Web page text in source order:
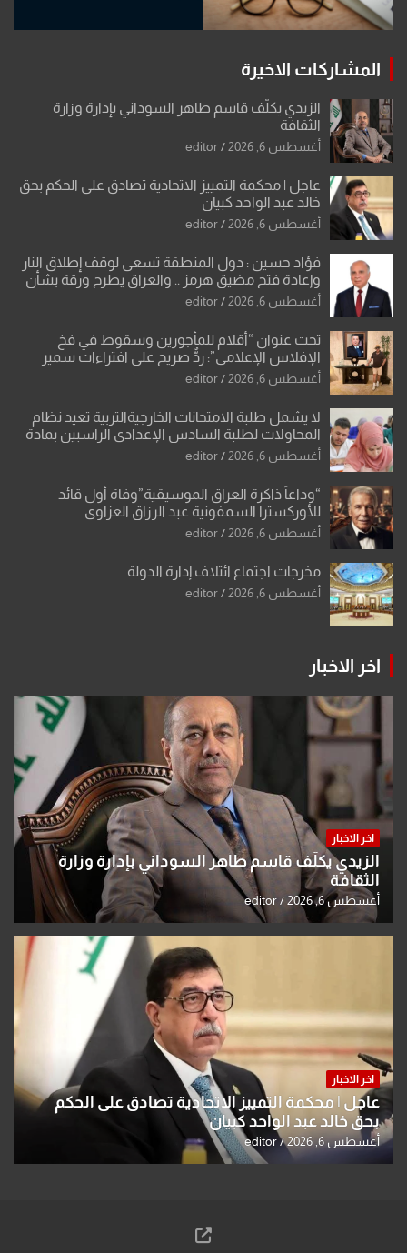
المشاركات الاخيرة
الزيدي يكلّف قاسم طاهر السوداني بإدارة وزارة
الثقافة
أغسطس 6, 2026 editor
عاجل | محكمة التمييز الاتحادية تصادق على الحكم بحق
خالد عبد الواحد كبيان
أغسطس 6, 2026 editor
فؤاد حسين : دول المنطقة تسعى لوقف إطلاق النار
وإعادة فتح مضيق هرمز .. والعراق يطرح ورقة بشأن
تحولات القدس
أغسطس 6, 2026 editor
تحت عنوان “أقلام للمأجورين وسقوط في فخ
الإفلاس الإعلامي”: ردٌّ صريح على افتراءات سمير
الشكرجي
أغسطس 6, 2026 editor
لا يشمل طلبة الامتحانات الخارجيةالتربية تعيد نظام
المحاولات لطلبة السادس الإعدادي الراسبين بمادة
أو مادتين
أغسطس 6, 2026 editor
“وداعاً ذاكرة العراق الموسيقية”وفاة أول قائد
للأوركسترا السمفونية عبد الرزاق العزاوي
أغسطس 6, 2026 editor
مخرجات اجتماع ائتلاف إدارة الدولة
أغسطس 6, 2026 editor
اخر الاخبار
اخر الاخبار
الزيدي يكلّف قاسم طاهر السوداني بإدارة وزارة
الثقافة
أغسطس 6, 2026 editor
اخر الاخبار
عاجل | محكمة التمييز الاتحادية تصادق على الحكم
بحق خالد عبد الواحد كبيان
أغسطس 6, 2026 editor